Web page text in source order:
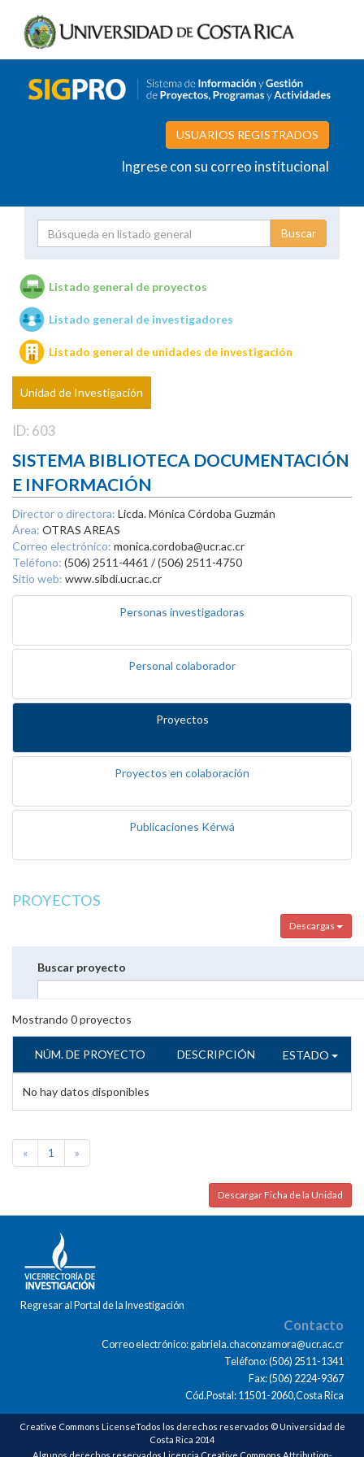
USUARIOS REGISTRADOS
Ingrese con su correo institucional
Unidades de investigación
Listado general de proyectos
Listado general de investigadores
Listado general de unidades de investigación
Unidad de Investigación
ID: 603
SISTEMA BIBLIOTECA DOCUMENTACIÓN
E INFORMACIÓN
Director o directora: Licda. Mónica Córdoba Guzmán
Área: OTRAS AREAS
Correo electrónico: monica.cordoba@ucr.ac.cr
Teléfono: (506) 2511-4461 / (506) 2511-4750
Sitio web: www.sibdi.ucr.ac.cr
Personas investigadoras
Personal colaborador
Proyectos
Proyectos en colaboración
Publicaciones Kérwá
PROYECTOS
Descargas
Buscar proyecto
Mostrando 0proyectos
NÚM. DE PROYECTO DESCRIPCIÓN ESTADO
No hay datos disponibles
« 1 »
Descargar Ficha de la Unidad
Regresar al Portal de la Investigación
Contacto
Correo electrónico: gabriela.chaconzamora@ucr.ac.cr
Teléfono: (506) 2511-1341
Fax: (506) 2224-9367
Cód.Postal: 11501-2060,Costa Rica
Creative Commons LicenseTodos los derechos reservados © Universidad de
Costa Rica 2014